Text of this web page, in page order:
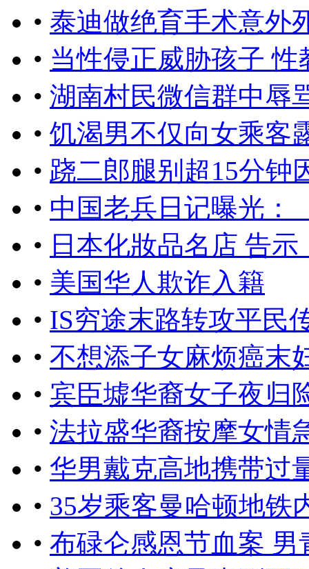
• 泰迪做绝育手术意外
• 当性侵正威胁孩子
• 湖南村民微信群中辱
• 饥渴男不仅向女乘客
• 跷二郎腿别超15分钟
• 中国老兵日记曝光：
• 日本化妝品名店 告
• 美国华人欺诈入籍
• IS穷途末路转攻平民
• 不想添子女麻烦癌末
• 宾臣墟华裔女子夜归
• 法拉盛华裔按摩女情
• 华男戴克高地携带过
• 35岁乘客曼哈顿地铁
• 布碌仑感恩节血案 男